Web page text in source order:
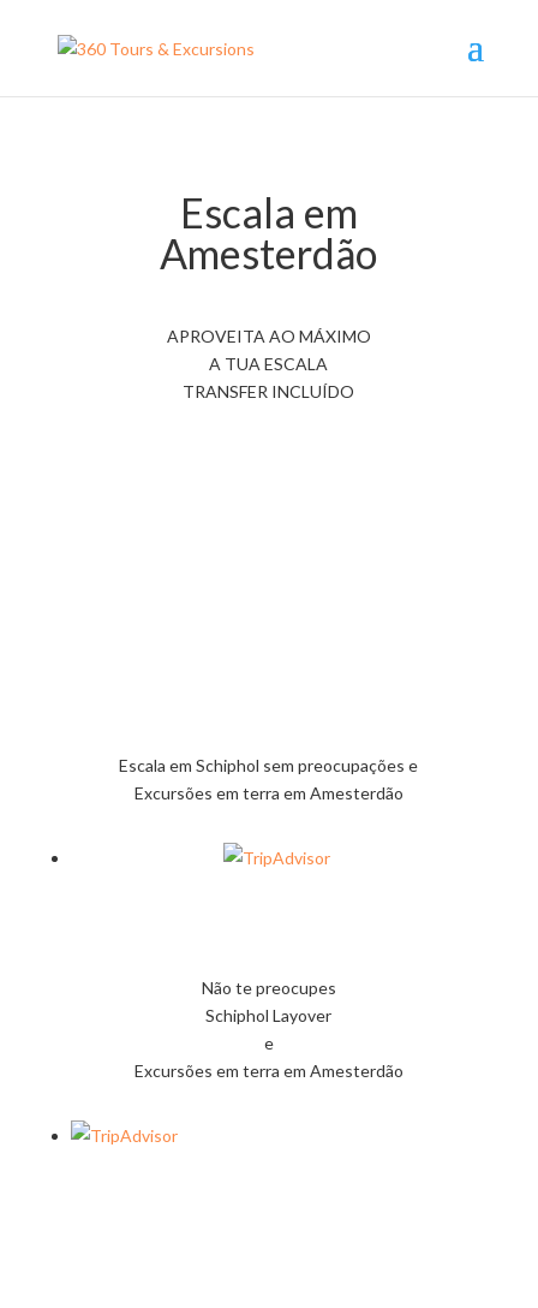
Escala em
Amesterdão
APROVEITA AO MÁXIMO
A TUA ESCALA
TRANSFER INCLUÍDO
Escala em Schiphol sem preocupações e
Excursões em terra em Amesterdão
Não te preocupes
Schiphol Layover
e
Excursões em terra em Amesterdão